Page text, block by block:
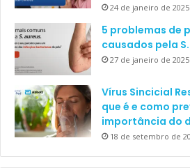
24 de janeiro de 2025
5 problemas de
causados pela
27 de janeiro de 2025
Vírus Sincicial
que é e como
importância do
18 de setembro de